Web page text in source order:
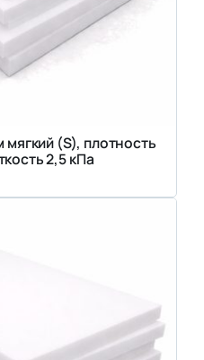
(S), плотность
2,5 кПа